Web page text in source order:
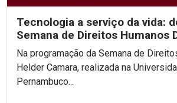
Tecnologia a serviço da vida:
Semana de Direitos Humanos
Camara na Unicap...
Na programação da Semana de
Helder Camara, realizada na
Pernambuco...